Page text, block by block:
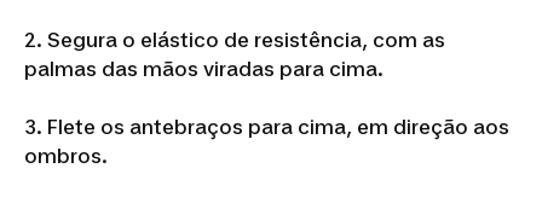
2. Segura o elástico de resistência, com as
palmas das mãos viradas para cima.
3. Flete os antebraços para cima, em direção aos
ombros.